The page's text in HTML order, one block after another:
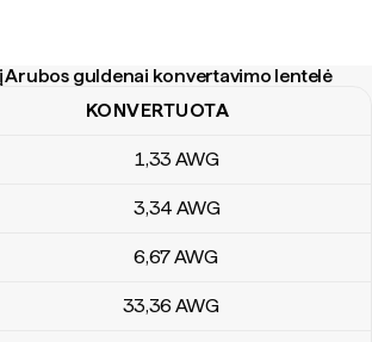
Arubos guldenai konvertavimo lentelė
guldenai konvertavimo lentelė
KONVERTUOTA
1,33 AWG
3,34 AWG
6,67AWG
33,36 AWG